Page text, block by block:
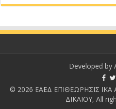
Developed by
© 2026 ΕΑΕΔ ΕΠΙΘΕΩΡΗΣΙΣ ΙΚΑ
ΔΙΚΑΙΟΥ, All